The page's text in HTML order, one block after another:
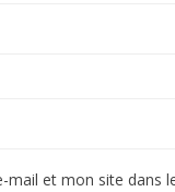
mail et mon site dans